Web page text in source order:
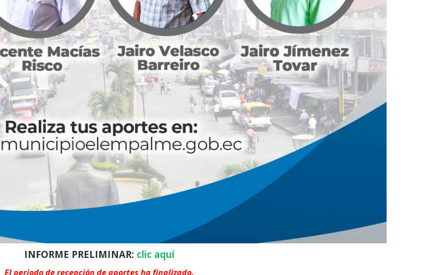
INFORME PRELIMINAR: clic aquí
El periodo de recepción de aportes ha finalizado.